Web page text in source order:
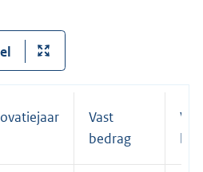
Vast
bedrag